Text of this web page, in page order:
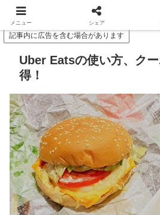
スマっ子のお得キャ
記事内に広告を含む場合があります
Uber Eatsの使い方、ク
得！
メニュー シェア